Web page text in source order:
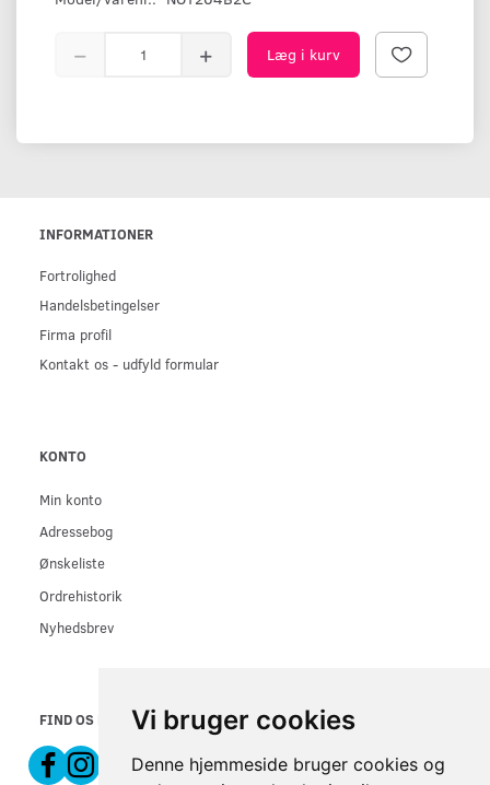
Vi bruger cookies
Denne hjemmeside bruger cookies og
Læg i kurv
INFORMATIONER
Fortrolighed
Handelsbetingelser
Firma profil
Kontakt os - udfyld formular
KONTO
Min konto
Adressebog
Ønskeliste
Ordrehistorik
Nyhedsbrev
FIND OS PÅ